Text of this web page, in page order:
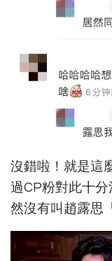
沒錯啦！就是這
過CP粉對此十
然沒有叫趙露思